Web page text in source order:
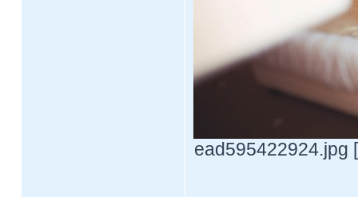
ead595422924.jpg